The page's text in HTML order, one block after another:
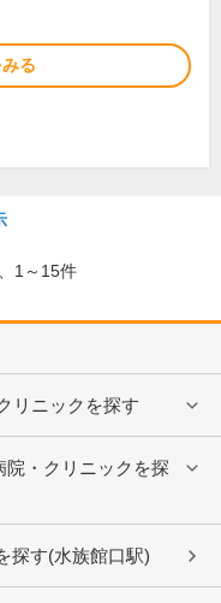
る
1～15件
リニックを探す
・クリニックを探
探す(水族館口駅)